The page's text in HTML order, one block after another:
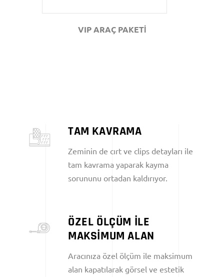
VIP ARAÇ PAKETİ
TAM KAVRAMA
Zeminin de cırt ve clips detayları ile
tam kavrama yaparak kayma
sorununu ortadan kaldırıyor.
ÖZEL ÖLÇÜM İLE
MAKSİMUM ALAN
Aracınıza özel ölçüm ile maksimum
alan kapatılarak görsel ve estetik